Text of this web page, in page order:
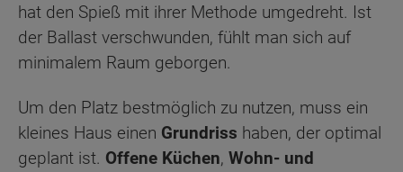
hat den Spieß mit ihrer Methode umgedreht. Ist
der Ballast verschwunden, fühlt man sich auf
minimalem Raum geborgen.
Um den Platz bestmöglich zu nutzen, muss ein
kleines Haus einen Grundriss haben, der optimal
geplant ist. Offene Küchen, Wohn- und